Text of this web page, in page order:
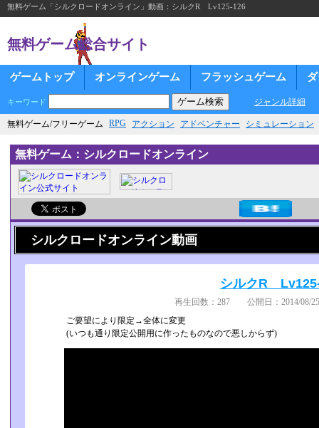
無料ゲーム「シルクロードオンライン」動画：シルクR Lv125-126
無料ゲーム総合サイト
ゲームトップ オンラインゲーム フラッシュゲーム
キーワード ジャンル詳細
無料ゲーム/フリーゲーム RPG アクション アドベンチャー シミュレーション
無料ゲーム：シルクロードオンライン
シルクロードオンライン動画
シルクR
再生回数：287 公開日：2014/08/
ご要望により限定→全体に変更
(いつも通り限定公開用に作ったものなので悪しからず)